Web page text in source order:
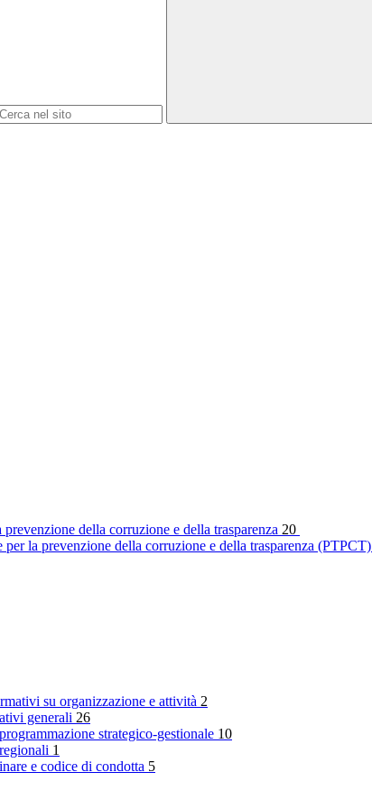
della corruzione e della trasparenza 20
per la prevenzione della corruzione e della trasparenza (PTPCT)
su organizzazione e attività 2
generali 26
strategico-gestionale 10
1
e codice di condotta 5